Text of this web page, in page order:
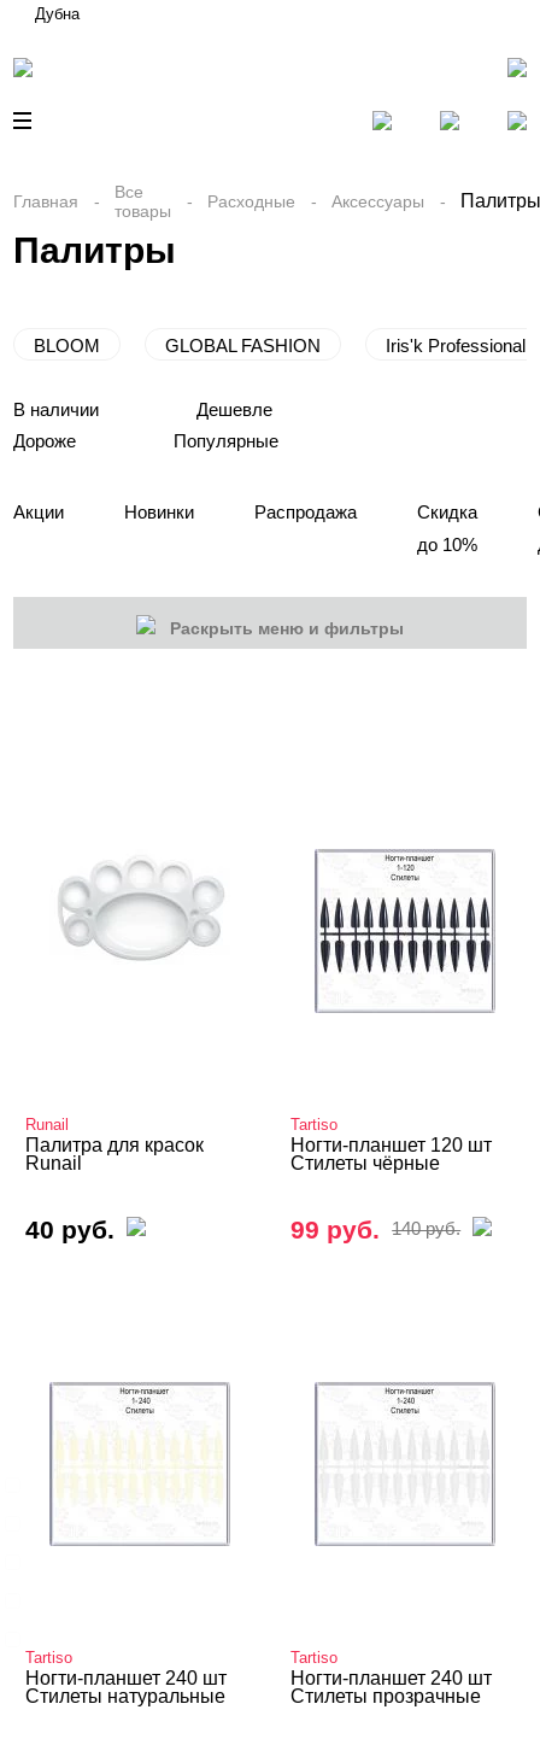
Дубна
Главная
Все
товары
Расходные Аксессуары
Палитры
BLOOM GLOBAL FASHION Iris'k Professional
В наличии
Дешевле
Дороже
Популярные
Акции Новинки Распродажа
Скидка
до 10%
Раскрыть меню и фильтры
Подарки и сертификаты
Дезинфекция
Защитные очки и экраны
Кейсы, контейнеры, подставки.
Палитры
БРЕНДЫ Cвернуть
GLOBAL FASHION
Показать все
Runail
Палитра для красок
Runail
40 руб.
Tartiso
Ногти-планшет 120 шт
Стилеты чёрные
99 руб. 140 руб.
Tartiso
Ногти-планшет 240 шт
Стилеты натуральные
Tartiso
Ногти-планшет 240 шт
Стилеты прозрачные